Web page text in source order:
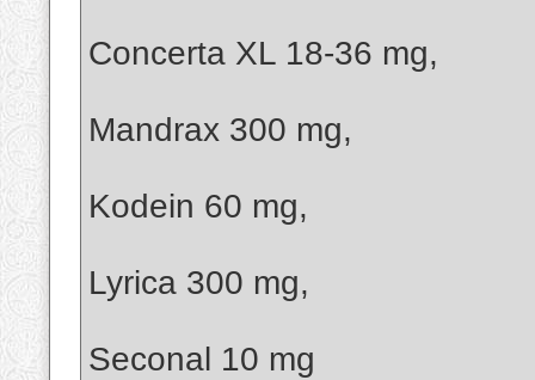
Concerta XL 18-36 mg,
Mandrax 300 mg,
Kodein 60 mg,
Lyrica 300 mg,
Seconal 10 mg